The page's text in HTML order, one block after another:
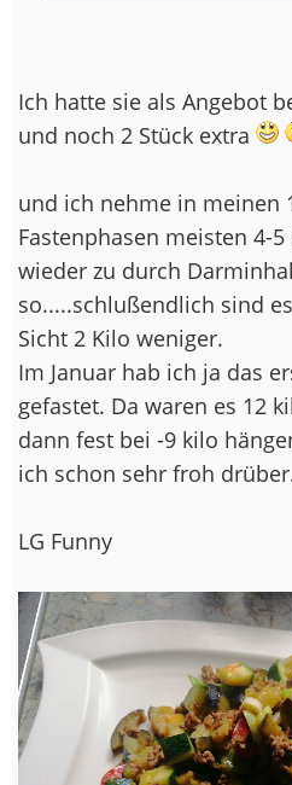
Ich hatte sie als Angebot
und noch 2 Stück extra
und ich nehme in meinen
Fastenphasen meisten 4-
wieder zu durch
so.....schlußendlich sind
Sicht 2 Kilo weniger.
Im Januar hab ich ja das
gefastet. Da waren es 12
dann fest bei -9 kilo
ich schon sehr froh
LG Funny